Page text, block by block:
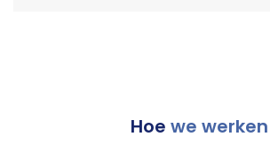
Hoe we werken